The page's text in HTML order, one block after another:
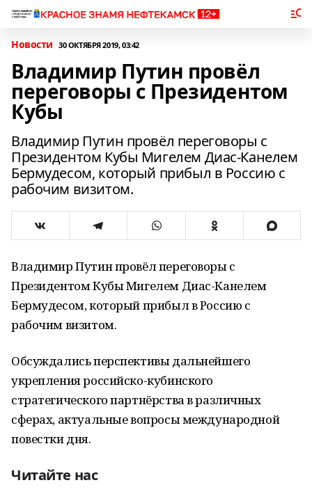
Новости 30 ОКТЯБРЯ 2019, 03:42
Владимир Путин провёл
переговоры с Президентом
Кубы
Владимир Путин провёл переговоры с
Президентом Кубы Мигелем Диас-Канелем
Бермудесом, который прибыл в Россию с
рабочим визитом.
Владимир Путин провёл переговоры с
Президентом Кубы Мигелем Диас-Канелем
Бермудесом, который прибыл в Россию с
рабочим визитом.
Обсуждались перспективы дальнейшего
укрепления российско-кубинского
стратегического партнёрства в различных
сферах, актуальные вопросы международной
повестки дня.
Читайте нас